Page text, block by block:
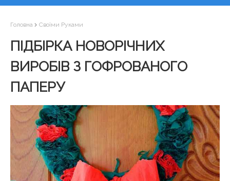
Головна Своїми Руками
ПІДБІРКА НОВОРІЧНИХ
ВИРОБІВ З ГОФРОВАНОГО
ПАПЕРУ